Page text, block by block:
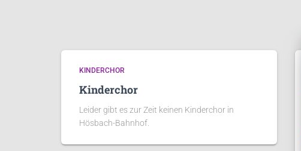
KINDERCHOR
Kinderchor
Leider gibt es zur Zeit keinen Kinderchor in
Hösbach-Bahnhof.